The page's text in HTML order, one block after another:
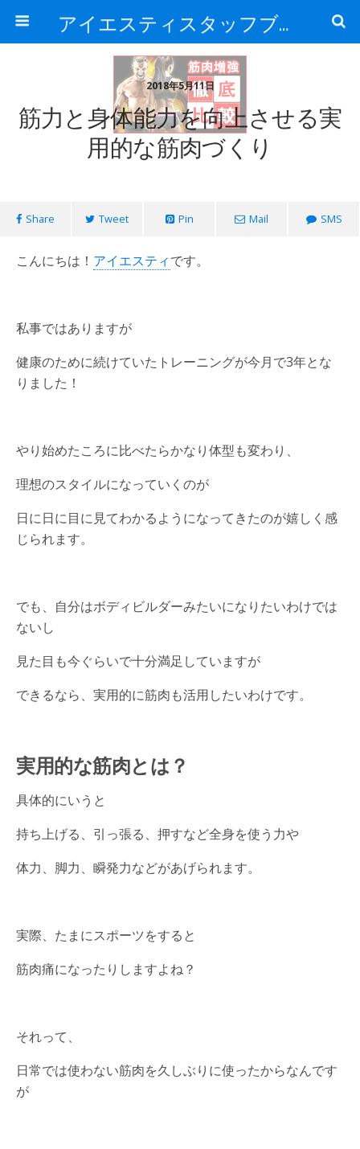
アイエスティスタッフブログ
2018年5月11日
筋力と身体能力を向上させる実
用的な筋肉づくり
Share Tweet Pin Mail SMS
こんにちは！ アイエスティです。
私事ではありますが
健康のために続けていたトレーニングが今月で3年とな
りました！
やり始めたころに比べたらかなり体型も変わり、
理想のスタイルになっていくのが
日に日に目に見てわかるようになってきたのが嬉しく感
じられます。
でも、自分はボディビルダーみたいになりたいわけでは
ないし
見た目も今ぐらいで十分満足していますが
できるなら、実用的に筋肉も活用したいわけです。
実用的な筋肉とは？
具体的にいうと
持ち上げる、引っ張る、押すなど全身を使う力や
体力、脚力、瞬発力などがあげられます。
実際、たまにスポーツをすると
筋肉痛になったりしますよね？
それって、
日常では使わない筋肉を久しぶりに使ったからなんです
が